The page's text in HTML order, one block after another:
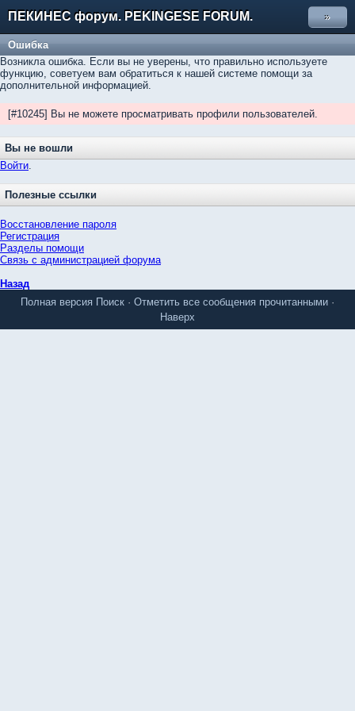
ПЕКИНЕС форум. PEKINGESE FORUM. »
Ошибка
Возникла ошибка. Если вы не уверены, что правильно используете
функцию, советуем вам обратиться к нашей системе помощи за
дополнительной информацией.
[#10245] Вы не можете просматривать профили пользователей.
Вы не вошли
Войти.
Полезные ссылки
Восстановление пароля
Регистрация
Разделы помощи
Связь с администрацией форума
Назад
Полная версия Поиск · Отметить все сообщения прочитанными ·
Наверх